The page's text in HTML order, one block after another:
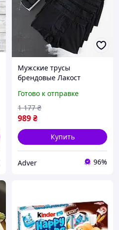
Мужские трусы
брендовые Лакост
комплекте с коробкой 5
штук Lacoste Adver
Чоловічі труси брендові
Лакост чорні
Готово к отправке
989₴
1 177 ₴
Купить
Adver 96%